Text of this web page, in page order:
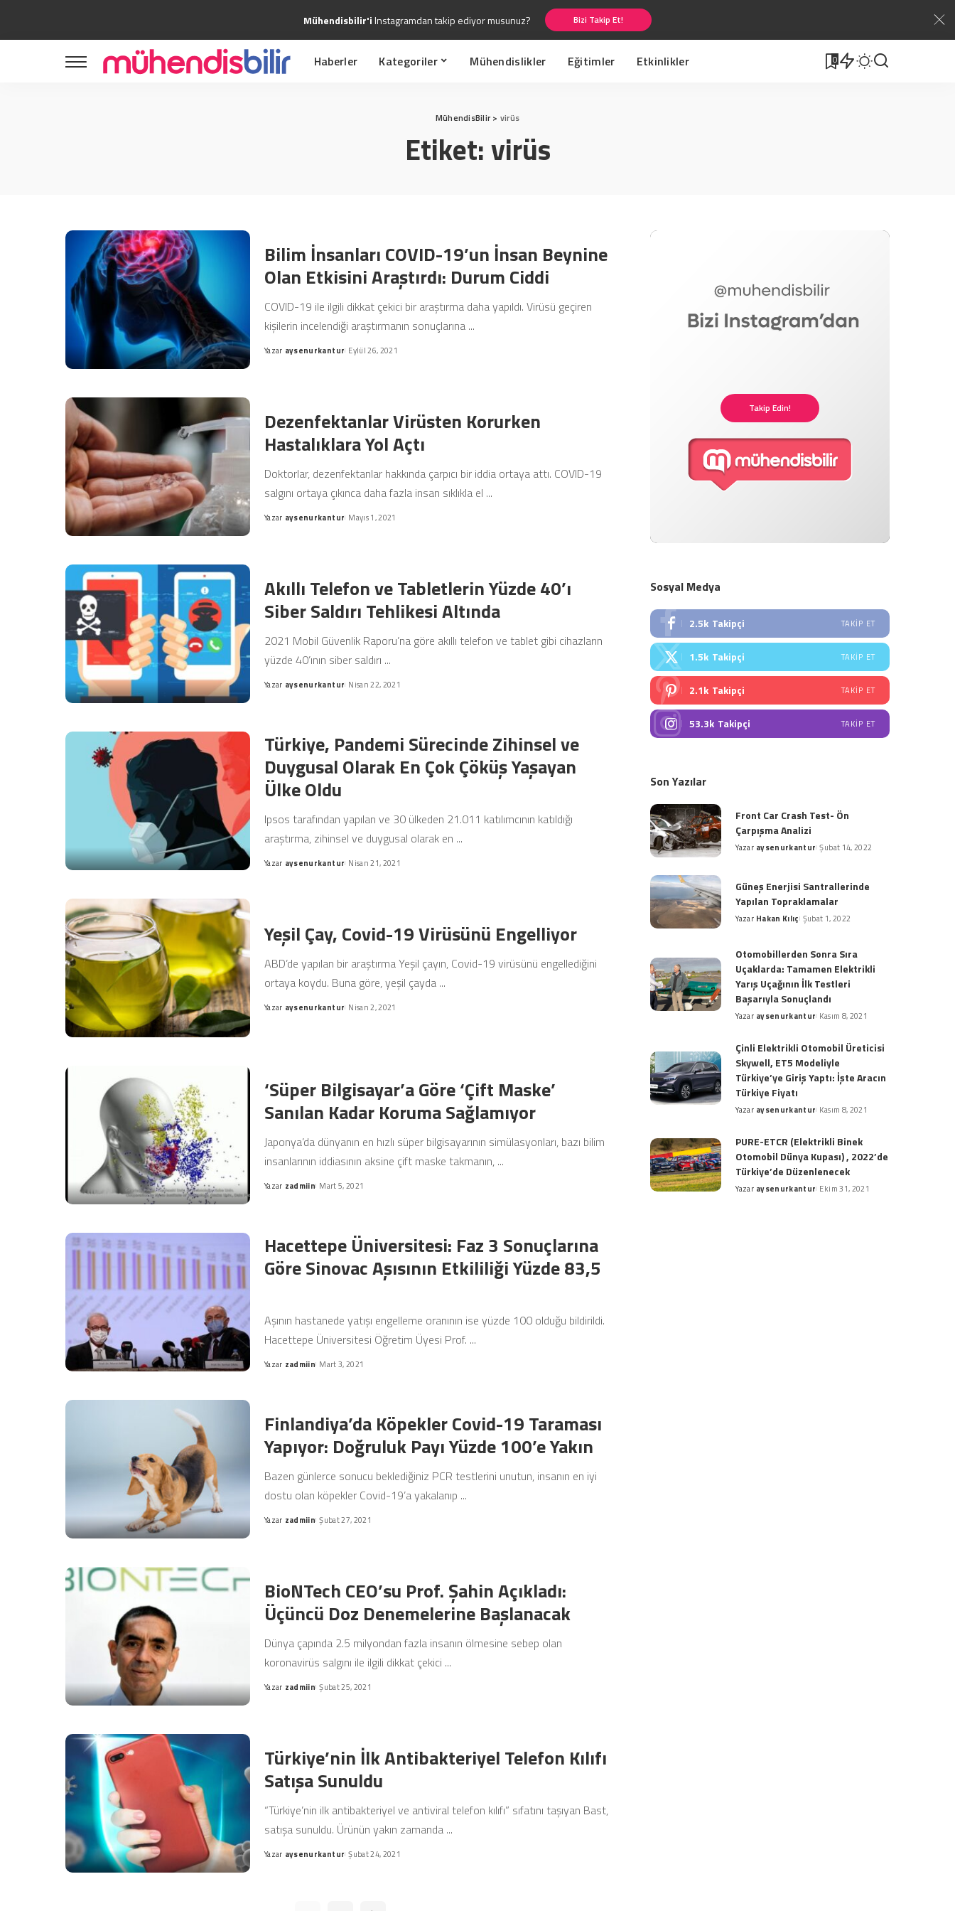
Mühendisbilir'iInstagramdan takip ediyor musunuz? Bizi Takip Et!
Haberler Kategoriler
Uzay
Kripto
Kültür Sanat
Otomotiv
Mühendislikler Eğitimler Etkinlikler 0
Teknoloji
Girişimcilik
Otomotiv
MühendisBilir > virüs
Etiket:virüs
Bilim İnsanları COVID-19’un İnsan Beynine
Olan Etkisini Araştırdı: Durum Ciddi
COVID-19 ile ilgili dikkat çekici bir araştırma daha yapıldı. Virüsü geçiren
kişilerin incelendiği araştırmanın sonuçlarına ...
Posted
Yazar aysenurkantur Eylül 26, 2021
Dezenfektanlar Virüsten Korurken
Hastalıklara Yol Açtı
Doktorlar, dezenfektanlar hakkında çarpıcı bir iddia ortaya attı. COVID-19
salgını ortaya çıkınca daha fazla insan sıklıkla el ...
Posted
Yazar aysenurkantur Mayıs 1, 2021
Akıllı Telefon ve Tabletlerin Yüzde 40’ı
Siber Saldırı Tehlikesi Altında
2021 Mobil Güvenlik Raporu’na göre akıllı telefon ve tablet gibi cihazların
yüzde 40’ının siber saldırı ...
Posted
Yazar aysenurkantur Nisan 22, 2021
Türkiye, Pandemi Sürecinde Zihinsel ve
Duygusal Olarak En Çok Çöküş Yaşayan
Ülke Oldu
Ipsos tarafından yapılan ve 30 ülkeden 21.011 katılımcının katıldığı
araştırma, zihinsel ve duygusal olarak en ...
Posted
Yazar aysenurkantur Nisan 21, 2021
Yeşil Çay, Covid-19 Virüsünü Engelliyor
ABD’de yapılan bir araştırma Yeşil çayın, Covid-19 virüsünü engellediğini
ortaya koydu. Buna göre, yeşil çayda ...
Posted
Yazar aysenurkantur Nisan 2, 2021
‘Süper Bilgisayar’a Göre ‘Çift Maske’
Sanılan Kadar Koruma Sağlamıyor
Japonya’da dünyanın en hızlı süper bilgisayarının simülasyonları, bazı bilim
insanlarının iddiasının aksine çift maske takmanın, ...
Posted
Yazar zadmiin Mart 5, 2021
Hacettepe Üniversitesi: Faz 3 Sonuçlarına
Göre Sinovac Aşısının Etkililiği Yüzde 83,5
Aşının hastanede yatışı engelleme oranının ise yüzde 100 olduğu bildirildi.
Hacettepe Üniversitesi Öğretim Üyesi Prof. ...
Posted
Yazar zadmiin Mart 3, 2021
Finlandiya’da Köpekler Covid-19 Taraması
Yapıyor: Doğruluk Payı Yüzde 100’e Yakın
Bazen günlerce sonucu beklediğiniz PCR testlerini unutun, insanın en iyi
dostu olan köpekler Covid-19’a yakalanıp ...
Posted
Yazar zadmiin Şubat 27, 2021
BioNTech CEO’su Prof. Şahin Açıkladı:
Üçüncü Doz Denemelerine Başlanacak
Dünya çapında 2.5 milyondan fazla insanın ölmesine sebep olan
koronavirüs salgını ile ilgili dikkat çekici ...
Posted
Yazar zadmiin Şubat 25, 2021
Türkiye’nin İlk Antibakteriyel Telefon Kılıfı
Satışa Sunuldu
“Türkiye’nin ilk antibakteriyel ve antiviral telefon kılıfı” sıfatını taşıyan Bast,
satışa sunuldu. Ürünün yakın zamanda ...
Posted
Yazar aysenurkantur Şubat 24, 2021
Takip Edin!
Sosyal Medya
2.5k Takipçi TAKIP ET
1.5k Takipçi TAKIP ET
2.1k Takipçi TAKIP ET
53.3k Takipçi TAKIP ET
Son Yazılar
Front Car Crash Test- Ön
Çarpışma Analizi
Posted
Yazar aysenurkantur Şubat 14, 2022
Güneş Enerjisi Santrallerinde
Yapılan Topraklamalar
Posted
Yazar Hakan Kılıç Şubat 1, 2022
Otomobillerden Sonra Sıra
Uçaklarda: Tamamen Elektrikli
Yarış Uçağının İlk Testleri
Başarıyla Sonuçlandı
Posted
Yazar aysenurkantur Kasım 8, 2021
Çinli Elektrikli Otomobil Üreticisi
Skywell, ET5 Modeliyle
Türkiye’ye Giriş Yaptı: İşte Aracın
Türkiye Fiyatı
Posted
Yazar aysenurkantur Kasım 8, 2021
PURE-ETCR (Elektrikli Binek
Otomobil Dünya Kupası) , 2022’de
Türkiye’de Düzenlenecek
Posted
Yazar aysenurkantur Ekim 31, 2021